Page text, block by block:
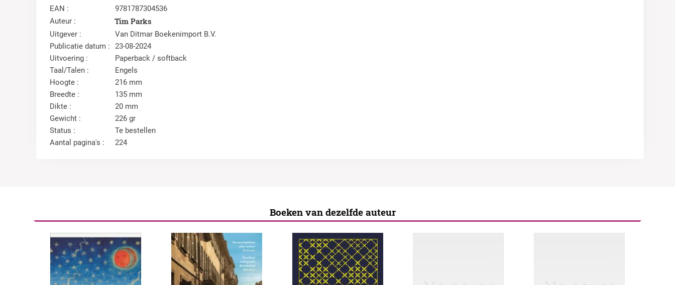
EAN :
9781787304536
Auteur :
Tim Parks
Uitgever :
Van Ditmar Boekenimport B.V.
Publicatie datum :
23-08-2024
Uitvoering :
Paperback / softback
Taal/Talen :
Engels
Hoogte :
216 mm
Breedte :
135 mm
Dikte :
20 mm
Gewicht :
226 gr
Status :
Te bestellen
Aantal pagina's :
224
Boeken van dezelfde auteur